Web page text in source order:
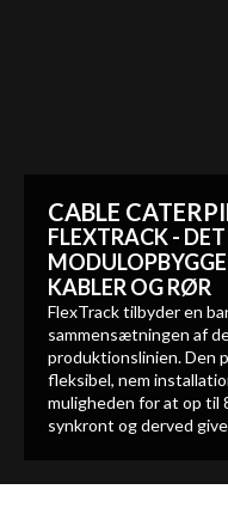
CABLE
FLEXTRACK -
KABLER OG RØR
FlexTrack tilbyder en
sammensætningen af
produktionslinien. Den
fleksibel, nem
muligheden for at op til
synkront og derved